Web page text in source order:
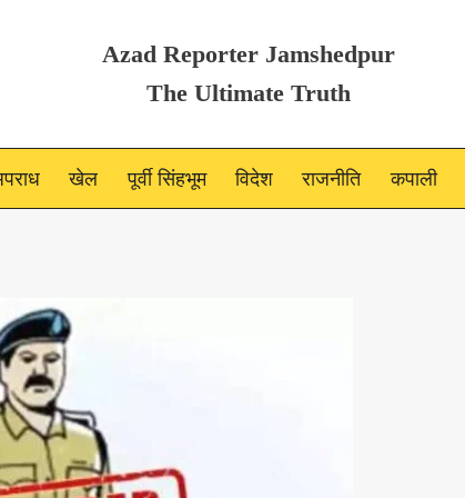
Azad Reporter Jamshedpur
The Ultimate Truth
खेल पूर्वी सिंहभूम विदेश राजनीति कपाली